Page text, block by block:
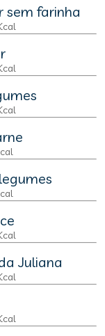
sem farinha
Juliana